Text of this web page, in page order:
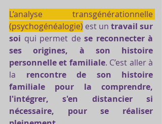
L’analyse transgénérationnelle
(psychogénéalogie) est un travail sur
soi qui permet de se reconnecter à
ses origines, à son histoire
personnelle et familiale. C’est aller à
la rencontre de son histoire
familiale pour la comprendre,
l'intégrer, s'en distancier si
nécessaire, pour se réaliser